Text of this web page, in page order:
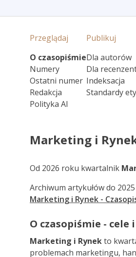
Przeglądaj
O czasopiśmie
Numery
Ostatni numer
Redakcja
Polityka AI
Publikuj
Dla autorów
Dla
Indeksacja
Standardy
Marketing i
Od 2026 roku kwartalnik
Archiwum artykułów do
Marketing i Rynek -
O czasopiśmie - cele
Marketing i Rynekto
problemach marketingu,